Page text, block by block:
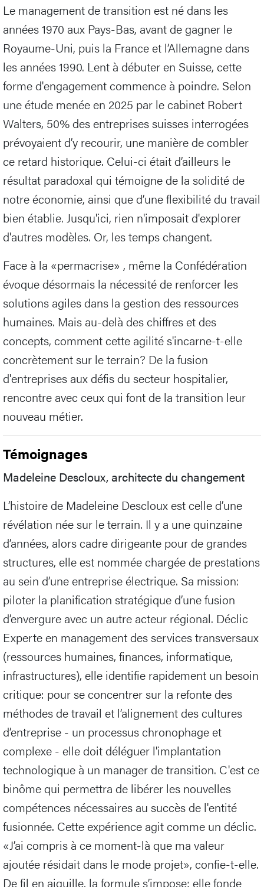
Le management de transition est né dans les
années 1970 aux Pays-Bas, avant de gagner le
Royaume-Uni, puis la France et l’Allemagne dans
les années 1990. Lent à débuter en Suisse, cette
forme d'engagement commence à poindre. Selon
une étude menée en 2025 par le cabinet Robert
Walters, 50% des entreprises suisses interrogées
prévoyaient d’y recourir, une manière de combler
ce retard historique. Celui-ci était d’ailleurs le
résultat paradoxal qui témoigne de la solidité de
notre économie, ainsi que d’une flexibilité du travail
bien établie. Jusqu'ici, rien n'imposait d'explorer
d'autres modèles. Or, les temps changent.
Face à la «permacrise» , même la Confédération
évoque désormais la nécessité de renforcer les
solutions agiles dans la gestion des ressources
humaines. Mais au-delà des chiffres et des
concepts, comment cette agilité s'incarne-t-elle
concrètement sur le terrain? De la fusion
d'entreprises aux défis du secteur hospitalier,
rencontre avec ceux qui font de la transition leur
nouveau métier.
Témoignages
Madeleine Descloux, architecte du changement
L’histoire de Madeleine Descloux est celle d’une
révélation née sur le terrain. Il y a une quinzaine
d’années, alors cadre dirigeante pour de grandes
structures, elle est nommée chargée de prestations
au sein d’une entreprise électrique. Sa mission:
piloter la planification stratégique d’une fusion
d’envergure avec un autre acteur régional. Déclic
Experte en management des services transversaux
(ressources humaines, finances, informatique,
infrastructures), elle identifie rapidement un besoin
critique: pour se concentrer sur la refonte des
méthodes de travail et l’alignement des cultures
d’entreprise - un processus chronophage et
complexe - elle doit déléguer l'implantation
technologique à un manager de transition. C'est ce
binôme qui permettra de libérer les nouvelles
compétences nécessaires au succès de l'entité
fusionnée. Cette expérience agit comme un déclic.
«J’ai compris à ce moment-là que ma valeur
ajoutée résidait dans le mode projet», confie-t-elle.
De fil en aiguille, la formule s’impose: elle fonde